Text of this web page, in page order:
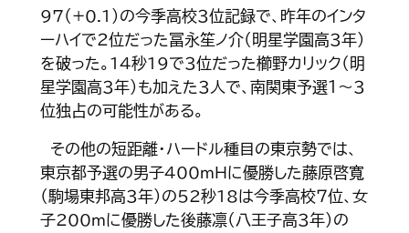
97（+0.1）の今季高校３位記録で、昨年のインタ
ーハイで２位だった冨永笙ノ介（明星学園高３年）
を破った。14秒19で３位だった櫛野カリック（明
星学園高３年）も加えた３人で、南関東予選１～３
位独占の可能性がある。
その他の短距離・ハードル種目の東京勢では、
東京都予選の男子400ｍＨに優勝した藤原啓寬
（駒場東邦高３年）の52秒18は今季高校７位、女
子200ｍに優勝した後藤凛（八王子高３年）の